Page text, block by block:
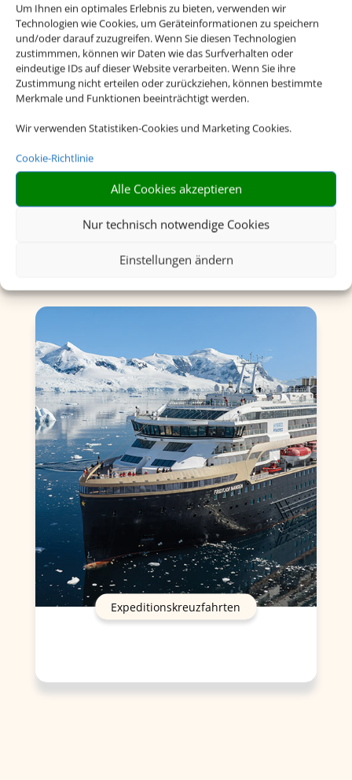
Um Ihnen ein optimales Erlebnis zu bieten, verwenden wir
Technologien wie Cookies, um Geräteinformationen zu speichern
und/oder darauf zuzugreifen. Wenn Sie diesen Technologien
zustimmmen, können wir Daten wie das Surfverhalten oder
eindeutige IDs auf dieser Website verarbeiten. Wenn Sie ihre
Zustimmung nicht erteilen oder zurückziehen, können bestimmte
Merkmale und Funktionen beeinträchtigt werden.
Wir verwenden Statistiken-Cookies und Marketing Cookies.
Cookie-Richtlinie
Alle Cookies akzeptieren
Nur technisch notwendige Cookies
Einstellungen ändern
Expeditionskreuzfahrten